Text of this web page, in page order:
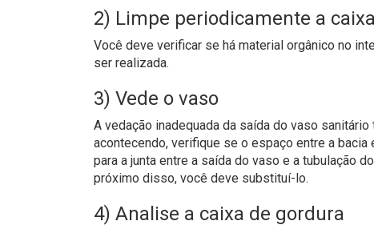
2) Limpe periodicamente a
Você deve verificar se há material orgânico no
ser realizada.
3) Vede o vaso
A vedação inadequada da saída do vaso
acontecendo, verifique se o espaço entre a
para a junta entre a saída do vaso e a tubulação
próximo disso, você deve substituí-lo.
4) Analise a caixa de gordura